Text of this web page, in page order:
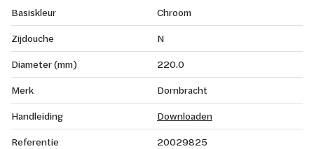
Basiskleur
Chroom
Zijdouche
N
Diameter (mm)
220.0
Merk
Dornbracht
Handleiding
Downloaden
Referentie
20029825